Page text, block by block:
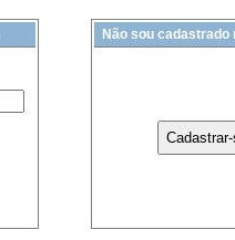
Não sou cadastrado